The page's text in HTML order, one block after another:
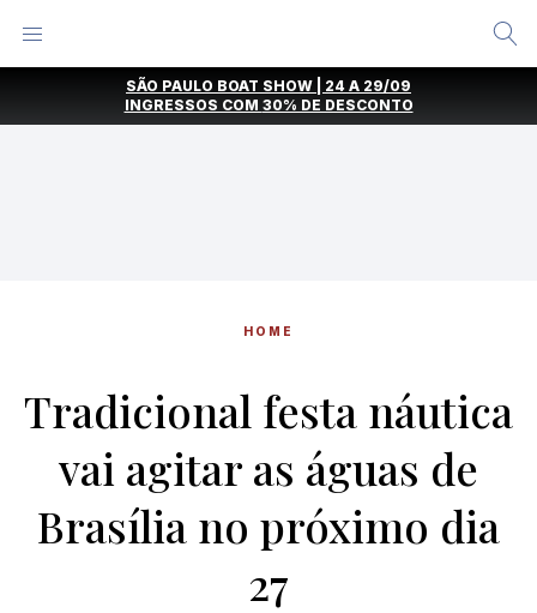
SÃO PAULO BOAT SHOW | 24 A 29/09
INGRESSOS COM 30% DE DESCONTO
HOME
Tradicional festa náutica
vai agitar as águas de
Brasília no próximo dia
27